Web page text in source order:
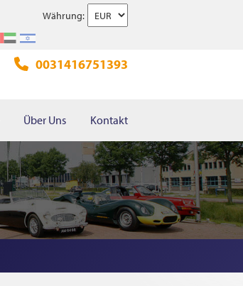
Währung:
0031416751393
Über Uns Kontakt